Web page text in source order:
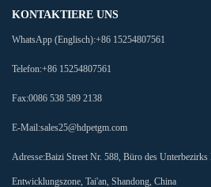
KONTAKTIERE UNS
WhatsApp (Englisch):+86 15254807561
Telefon:+86 15254807561
Fax:0086 538 589 2138
E-Mail:sales25@hdpetgm.com
Adresse:Baizi Street Nr. 588, Büro des
Entwicklungszone, Tai'an, Shandong, China